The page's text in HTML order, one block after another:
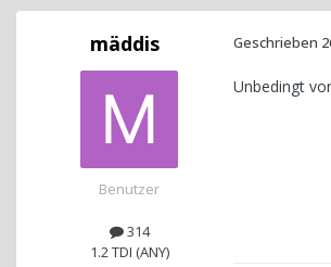
mäddis
Benutzer
314
1.2 TDI (ANY)
Geschrieben
Unbedingt